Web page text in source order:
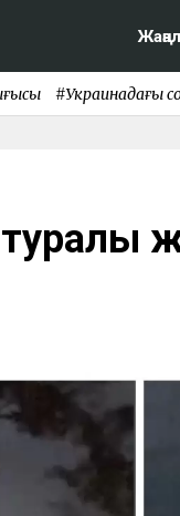
#Украинадағы